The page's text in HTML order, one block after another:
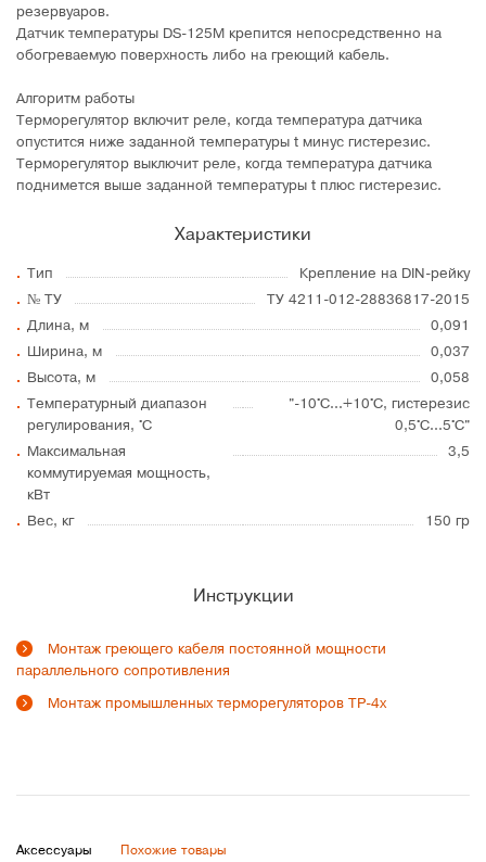
резервуаров.
Датчик температуры DS-125M крепится непосредственно на
обогреваемую поверхность либо на греющий кабель.
Алгоритм работы
Терморегулятор включит реле, когда температура датчика
опустится ниже заданной температуры t минус гистерезис.
Терморегулятор выключит реле, когда температура датчика
поднимется выше заданной температуры t плюс гистерезис.
Характеристики
Тип
Крепление на DIN-рейку
№ ТУ
ТУ 4211-012-28836817-2015
Длина, м
0,091
Ширина, м
0,037
Высота, м
0,058
Температурный диапазон
регулирования, °С
"-10°С...+10°С, гистерезис
0,5°С...5°С"
Максимальная
коммутируемая мощность,
кВт
3,5
Вес, кг 150 гр
Инструкции
Монтаж греющего кабеля постоянной мощности
параллельного сопротивления
Монтаж промышленных терморегуляторов ТР-4х
Аксессуары Похожие товары